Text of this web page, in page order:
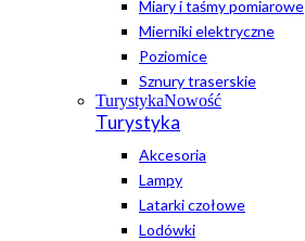
Miary i taśmy pomiarowe
Mierniki elektryczne
Poziomice
Sznury traserskie
TurystykaNowość
Turystyka
Akcesoria
Lampy
Latarki czołowe
Lodówki